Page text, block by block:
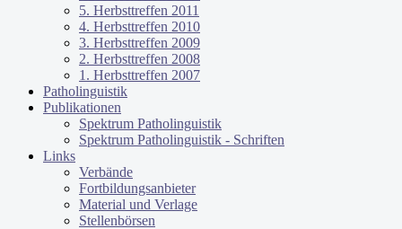
5. Herbsttreffen 2011
4. Herbsttreffen 2010
3. Herbsttreffen 2009
2. Herbsttreffen 2008
1. Herbsttreffen 2007
Patholinguistik
Publikationen
Spektrum Patholinguistik
Spektrum Patholinguistik - Schriften
Links
Verbände
Fortbildungsanbieter
Material und Verlage
Stellenbörsen